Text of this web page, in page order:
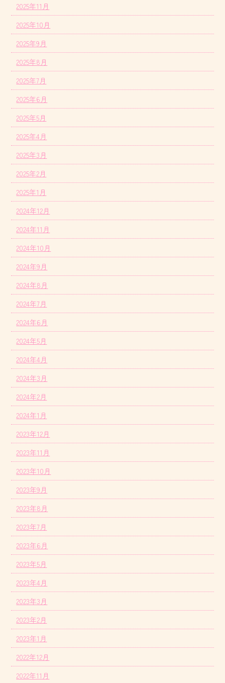
2025年11月
2025年10月
2025年9月
2025年8月
2025年7月
2025年6月
2025年5月
2025年4月
2025年3月
2025年2月
2025年1月
2024年12月
2024年11月
2024年10月
2024年9月
2024年8月
2024年7月
2024年6月
2024年5月
2024年4月
2024年3月
2024年2月
2024年1月
2023年12月
2023年11月
2023年10月
2023年9月
2023年8月
2023年7月
2023年6月
2023年5月
2023年4月
2023年3月
2023年2月
2023年1月
2022年12月
2022年11月